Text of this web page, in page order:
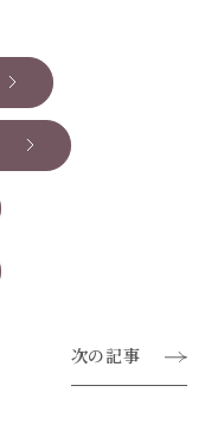
次の記事